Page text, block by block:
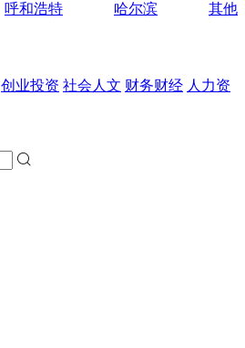
呼和浩特 哈尔滨
其他
创业投资 社会人文 财务财经 人力资